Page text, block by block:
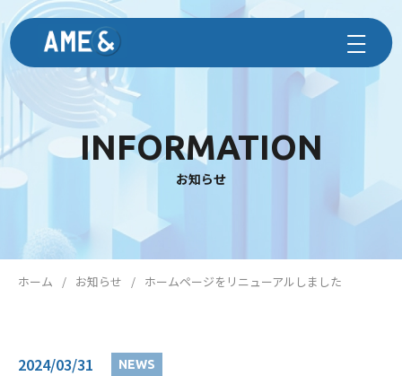
INFORMATION
お知らせ
ホーム お知らせ ホームページをリニューアルしました
2024/03/31 NEWS